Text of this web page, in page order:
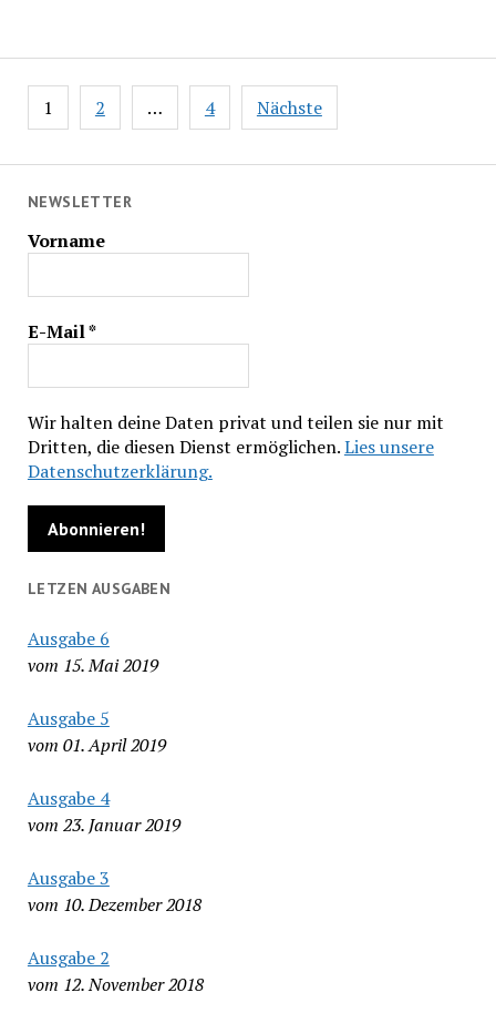
NEWSLETTER
Vorname
E-Mail*
Wir halten deine Daten privat und teilen sie nur mit
Dritten, die diesen Dienst ermöglichen.Lies unsere
Datenschutzerklärung.
LETZEN AUSGABEN
Ausgabe 6
vom 15. Mai 2019
Ausgabe 5
vom 01. April 2019
Ausgabe 4
vom 23. Januar 2019
Ausgabe 3
vom 10. Dezember 2018
Ausgabe 2
vom 12. November 2018
Beitragsnavigation
1 2 … 4 Nächste